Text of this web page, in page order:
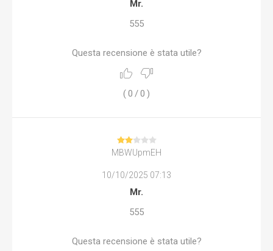
Mr.
555
Questa recensione è stata utile?
(0 /0 )
MBWUpmEH
10/10/2025 07:13
Mr.
555
Questa recensione è stata utile?